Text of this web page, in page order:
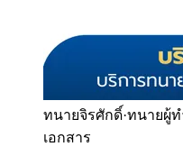
ทนายจิรศักดิ์·ทนายผู้ท
เอกสาร